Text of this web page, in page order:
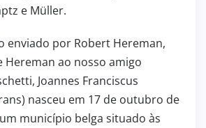
e Müller.
enviado por Robert Hereman,
Hereman ao nosso amigo
Joannes Franciscus
nasceu em 17 de outubro de
município belga situado às